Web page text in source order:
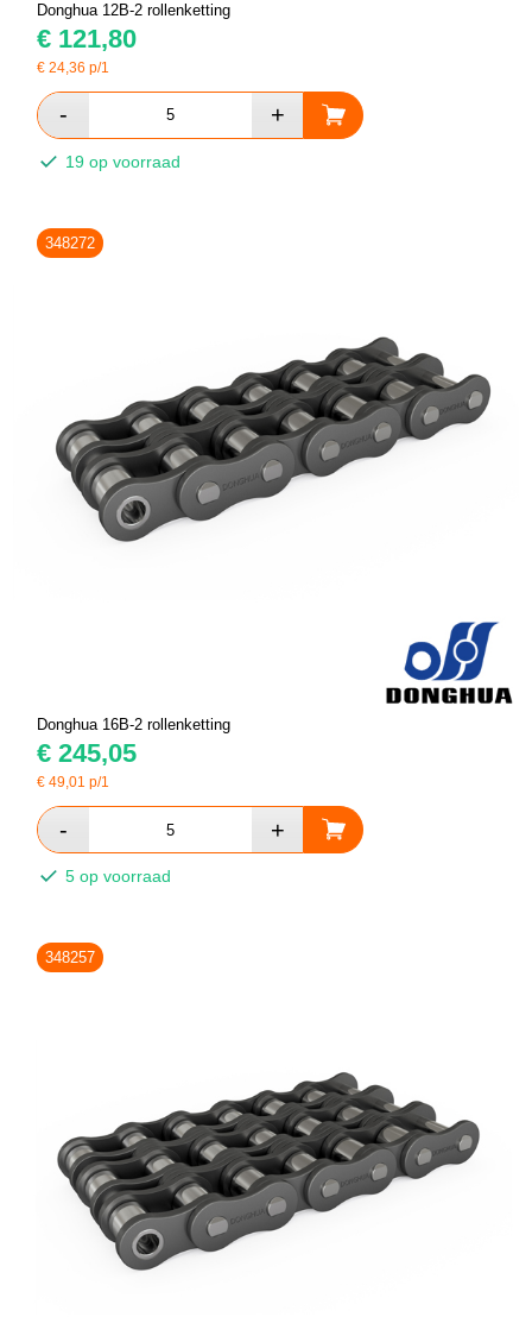
Donghua 12B-2 rollenketting
€ 121,80
€24,36 p/1
19 op voorraad
348272
Donghua 16B-2 rollenketting
€ 245,05
€49,01 p/1
5 op voorraad
348257